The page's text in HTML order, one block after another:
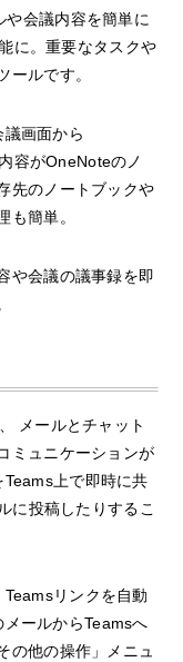
会議内容を簡単に
に。重要なタスクや
ールです。
画面から
容がOneNoteのノ
先のノートブックや
も簡単。
や会議の議事録を即
メールとチャット
ミュニケーションが
上で即時に共
に投稿したりするこ
リンクを自動
ールからTeamsへ
の他の操作」メニュ